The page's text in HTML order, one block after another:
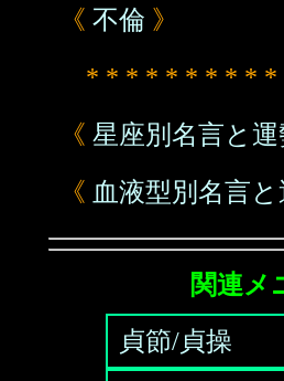
《 不倫 》
* * * * * * * * * *
《 星座別名言と運
《 血液型別名言
関連メ
貞節/貞操